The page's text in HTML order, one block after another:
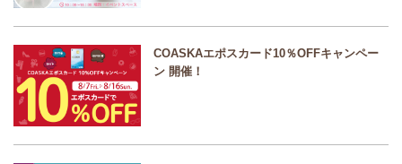
COASKAエポスカード10％OFFキャンペー
ン 開催！